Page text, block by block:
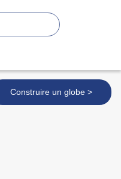
Construire un globe >